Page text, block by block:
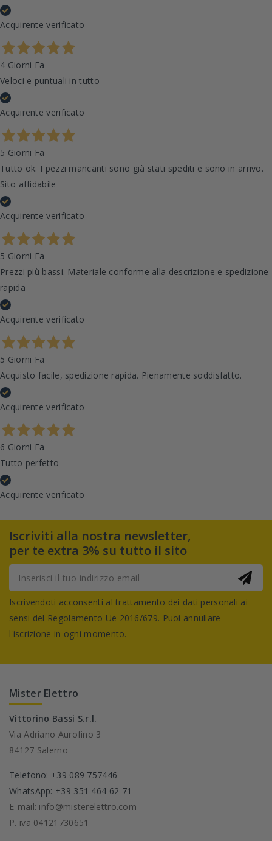
Acquirente verificato
4 Giorni Fa
Veloci e puntuali in tutto
Acquirente verificato
5 Giorni Fa
Tutto ok. I pezzi mancanti sono già stati spediti e sono in arrivo.
Sito affidabile
Acquirente verificato
5 Giorni Fa
Prezzi più bassi. Materiale conforme alla descrizione e spedizione
rapida
Acquirente verificato
5 Giorni Fa
Acquisto facile, spedizione rapida. Pienamente soddisfatto.
Acquirente verificato
6 Giorni Fa
Tutto perfetto
Acquirente verificato
Iscriviti alla nostra newsletter,
per te extra 3% su tutto il sito
Iscrivendoti acconsenti al trattamento dei dati personali ai
sensi del Regolamento Ue 2016/679. Puoi annullare
l'iscrizione in ogni momento.
Mister Elettro
Vittorino Bassi S.r.l.
Via Adriano Aurofino 3
84127 Salerno
Telefono: +39 089 757446
WhatsApp: +39 351 464 62 71
E-mail: info@misterelettro.com
P. iva 04121730651